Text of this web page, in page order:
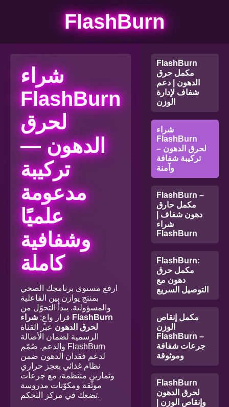
FlashBurn
شراء
FlashBurn
لحرق
الدهون —
تركيبة
مدعومة
علميًا
وشفافية
كاملة
ارفع مستوى برنامجك الصحي
بمنتج يوازن بين الفاعلية
والمسؤولية. يبدأ التحوّل من
قرار واعٍ: شراء FlashBurn
لحرق الدهون عبر القناة
الرسمية لضمان الأصالة
والدعم. صُمّم FlashBurn
لدعم فقدان الدهون ضمن
نظام غذائي بعجز حراري
وتمارين منتظمة، مع جرعات
موثّقة ومكوّنات مدروسة
تضعك في مركز التحكم.
FlashBurn
مكمل حرق
الدهون | دعم
شفاف لإدارة
الوزن
شراء
FlashBurn
لحرق الدهون –
تركيبة شفافة
وآمنة
FlashBurn –
مكمل حارق
دهون شفاف |
شراء
FlashBurn
FlashBurn:
مكمل حرق
دهون مع
التوصيل السريع
مكمل إنقاص
الوزن
FlashBurn –
جرعات شفافة
وموثوقة
FlashBurn
لحرق الدهون
وإنقاص الوزن |